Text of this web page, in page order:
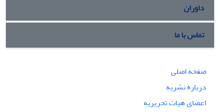
داوران
تماس با ما
صفحه اصلی
درباره نشریه
اعضای هیات تحریریه